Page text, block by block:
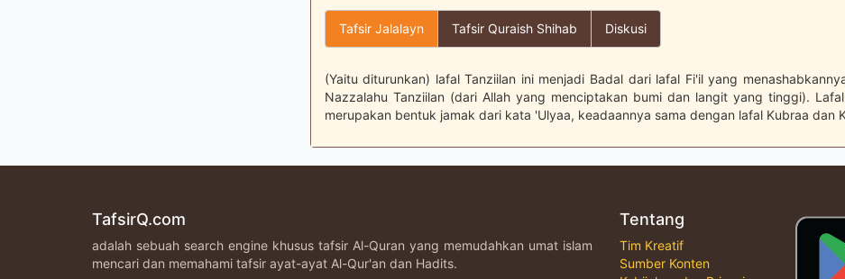
Tafsir Jalalayn Tafsir Quraish Shihab Diskusi
(Yaitu diturunkan) lafal Tanziilan ini menjadi Badal dari lafal Fi'il yang
Nazzalahu Tanziilan (dari Allah yang menciptakan bumi dan langit yang tinggi).
merupakan bentuk jamak dari kata 'Ulyaa, keadaannya sama dengan lafal Kubraa dan
TafsirQ.com
adalah sebuah search engine khusus tafsir Al-Quran yang memudahkan umat islam
mencari dan memahami tafsir ayat-ayat Al-Qur'an dan Hadits.
Tentang
Tim Kreatif
Sumber Konten